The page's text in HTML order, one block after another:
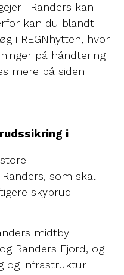
i Randers kan
kan du blandt
i REGNhytten, hvor
på håndtering
mere på siden
i
som skal
skybrud i
midtby
Randers Fjord, og
og infrastruktur